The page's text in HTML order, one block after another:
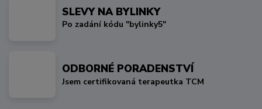
SLEVY NA BYLINKY
Po zadání kódu "bylinky5"
ODBORNÉ PORADENSTVÍ
Jsem certifikovaná terapeutka TCM